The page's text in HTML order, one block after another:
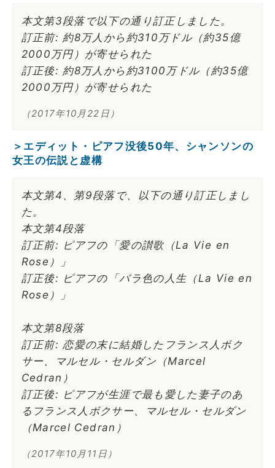
本文第3段落で以下の通り訂正しました。
訂正前: 約8万人から約310万ドル（約35億
2000万円）が寄せられた
訂正後: 約8万人から約3100万ドル（約35億
2000万円）が寄せられた
（2017年10月22日）
＞エディット・ピアフ没後50年、シャンソンの
女王の伝説と虚構
本文第4、第9段落で、以下の通り訂正しまし
た。
本文第4段落
訂正前: ピアフの「愛の讃歌（La Vie en
Rose）」
訂正後: ピアフの「バラ色の人生（La Vie en
Rose）」
本文第8段落
訂正前: 恋愛の末に結婚したフランス人ボク
サー、マルセル・セルダン（Marcel
Cedran）
訂正後: ピアフが生涯で最も愛した妻子のあ
るフランス人ボクサー、マルセル・セルダン
（Marcel Cedran）
（2017年10月11日）